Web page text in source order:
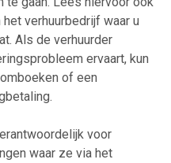
verhuurbedrijf waar u
Als de verhuurder
ervaart, kun
of een
voor
waar ze via het